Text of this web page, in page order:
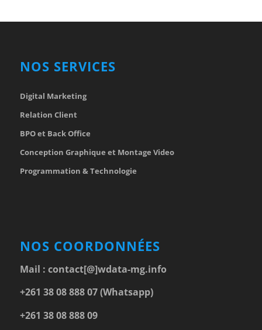
NOS SERVICES
Digital Marketing
Relation Client
BPO et Back Office
Conception Graphique et Montage Video
Programmation & Technologie
NOS COORDONNÉES
Mail : contact[@]wdata-mg.info
+261 38 08 888 07 (Whatsapp)
+261 38 08 888 09